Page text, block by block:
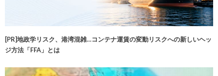
[PR]地政学リスク、港湾混雑…コンテナ運賃の変動リスクへの新しいヘッ
ジ方法「FFA」とは